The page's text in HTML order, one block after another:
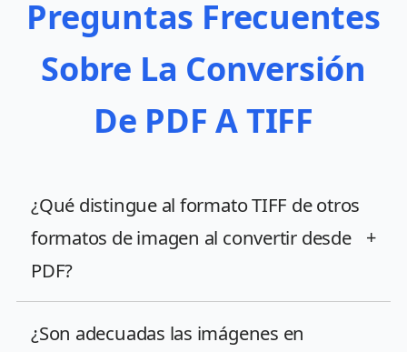
Preguntas Frecuentes
Sobre La Conversión
De PDF A TIFF
¿Qué distingue al formato TIFF de otros
formatos de imagen al convertir desde
PDF?
+
¿Son adecuadas las imágenes en